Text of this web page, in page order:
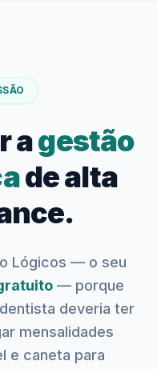
agestão
de alta
Lógicos — o seu
— porque
deveria ter
mensalidades
e caneta para